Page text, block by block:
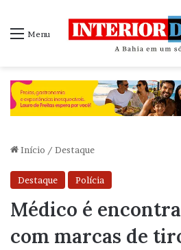
Menu
Início / Destaque
Destaque Polícia
Médico é
com marcas de